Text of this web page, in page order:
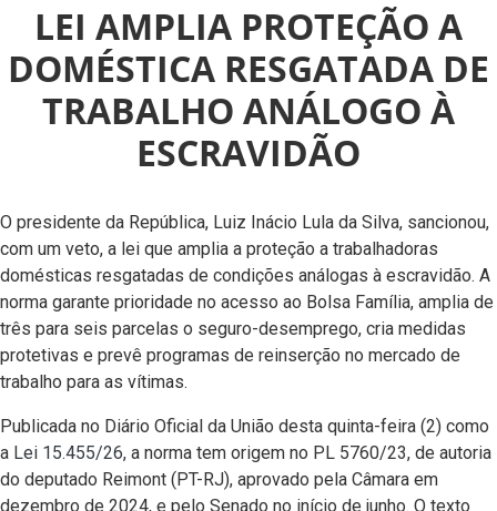
LEI AMPLIA PROTEÇÃO A
DOMÉSTICA RESGATADA DE
TRABALHO ANÁLOGO À
ESCRAVIDÃO
O presidente da República, Luiz Inácio Lula da Silva, sancionou,
com um veto, a lei que amplia a proteção a trabalhadoras
domésticas resgatadas de condições análogas à escravidão. A
norma garante prioridade no acesso ao Bolsa Família, amplia de
três para seis parcelas o seguro-desemprego, cria medidas
protetivas e prevê programas de reinserção no mercado de
trabalho para as vítimas.
Publicada no Diário Oficial da União desta quinta-feira (2) como
a Lei 15.455/26, a norma tem origem no PL 5760/23, de autoria
do deputado Reimont (PT-RJ), aprovado pela Câmara em
dezembro de 2024, e pelo Senado no início de junho. O texto